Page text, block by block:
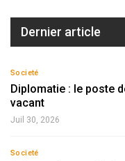
Dernier article
Societé
Diplomatie : le poste
vacant
Juil 30, 2026
Societé